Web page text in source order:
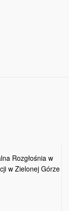
Rozgłośnia w
w Zielonej Górze